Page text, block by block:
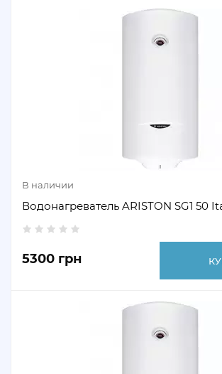
В наличии
Водонагреватель ARISTON SG1 50
5300 грн